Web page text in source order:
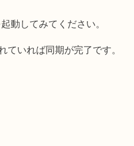
動してみてください。
ていれば同期が完了です。